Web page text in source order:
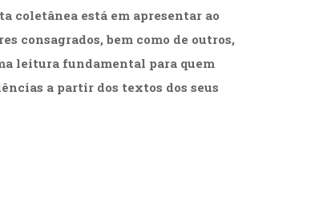
(54)
(47)
Psicoterapia (797)
coletânea está em apresentar ao
consagrados, bem como de outros,
leitura fundamental para quem
a partir dos textos dos seus